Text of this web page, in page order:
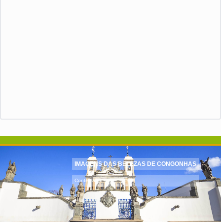
IMAGENS DAS BELEZAS DE CONGONHAS
Confira aqui!